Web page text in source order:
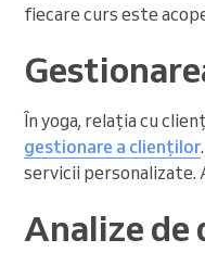
fiecare curs este
În yoga, relația cu
gestionare a clienților
servicii
Analize de